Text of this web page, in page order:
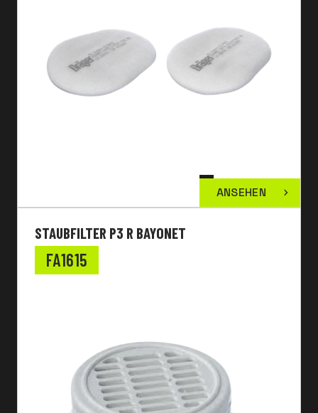
ANSEHEN
STAUBFILTER P3 R BAYONET
FA1615